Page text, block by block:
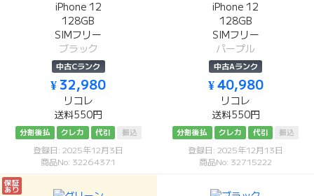
iPhone 12
128GB
SIMフリー
ブラック
中古Cランク
¥ 32,980
リコレ
送料550円
分割後払 クレカ 代引 振込
登録日: 2025年12月3日
商品No: 32264371
iPhone 12
128GB
SIMフリー
パープル
中古Aランク
¥ 40,980
リコレ
送料550円
分割後払 クレカ 代引 振込
登録日: 2025年12月13日
商品No: 32715222
保証
あり